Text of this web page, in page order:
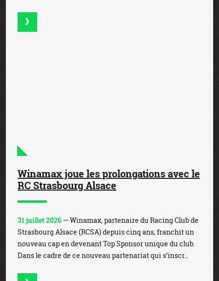
Winamax joue les prolongations avec le
RC Strasbourg Alsace
31 juillet 2026 — Winamax, partenaire du Racing Club de
Strasbourg Alsace (RCSA) depuis cinq ans, franchit un
nouveau cap en devenant Top Sponsor unique du club.
Dans le cadre de ce nouveau partenariat qui s’inscr...